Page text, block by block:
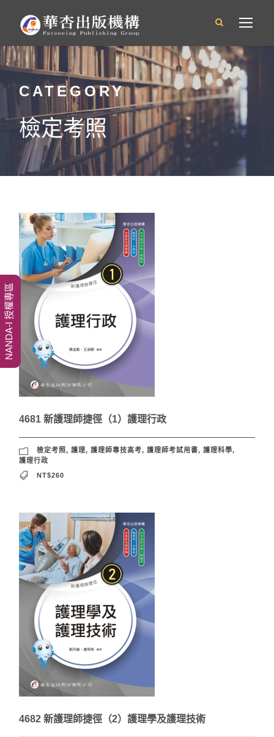
CATEGORY
檢定考照
4681 新護理師捷徑（1）護理行政
檢定考照, 護理, 護理師專技高考, 護理師考試用書, 護理科學,
護理行政
NT$260
4682 新護理師捷徑（2）護理學及護理技術
NANDA-I 授權專區